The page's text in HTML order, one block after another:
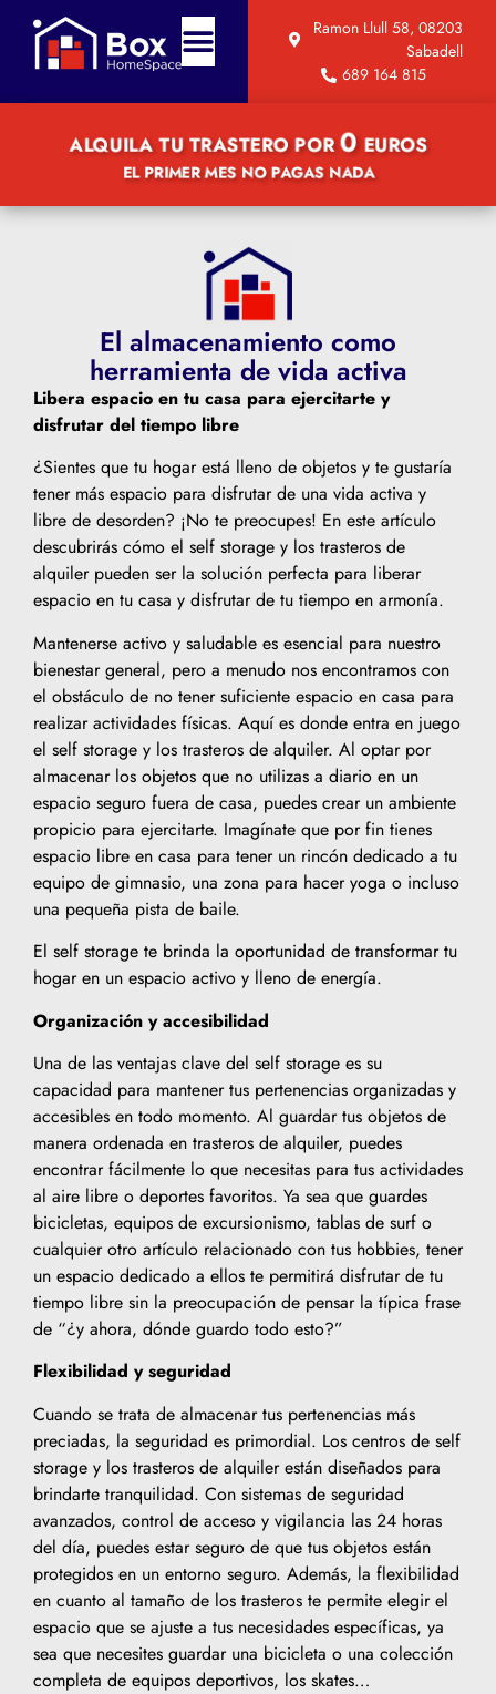
Ramon Llull 58, 08203
Sabadell
689 164 815
ALQUILA TU TRASTERO POR0EUROS
EL PRIMER MES NO PAGAS NADA
El almacenamiento como
herramienta de vida activa
Libera espacio en tu casa para ejercitarte y
disfrutar del tiempo libre
¿Sientes que tu hogar está lleno de objetos y te gustaría
tener más espacio para disfrutar de una vida activa y
libre de desorden? ¡No te preocupes! En este artículo
descubrirás cómo el self storage y los trasteros de
alquiler pueden ser la solución perfecta para liberar
espacio en tu casa y disfrutar de tu tiempo en armonía.
Mantenerse activo y saludable es esencial para nuestro
bienestar general, pero a menudo nos encontramos con
el obstáculo de no tener suficiente espacio en casa para
realizar actividades físicas. Aquí es donde entra en juego
el self storage y los trasteros de alquiler. Al optar por
almacenar los objetos que no utilizas a diario en un
espacio seguro fuera de casa, puedes crear un ambiente
propicio para ejercitarte. Imagínate que por fin tienes
espacio libre en casa para tener un rincón dedicado a tu
equipo de gimnasio, una zona para hacer yoga o incluso
una pequeña pista de baile.
El self storage te brinda la oportunidad de transformar tu
hogar en un espacio activo y lleno de energía.
Organización y accesibilidad
Una de las ventajas clave del self storage es su
capacidad para mantener tus pertenencias organizadas y
accesibles en todo momento. Al guardar tus objetos de
manera ordenada en trasteros de alquiler, puedes
encontrar fácilmente lo que necesitas para tus actividades
al aire libre o deportes favoritos. Ya sea que guardes
bicicletas, equipos de excursionismo, tablas de surf o
cualquier otro artículo relacionado con tus hobbies, tener
un espacio dedicado a ellos te permitirá disfrutar de tu
tiempo libre sin la preocupación de pensar la típica frase
de “¿y ahora, dónde guardo todo esto?”
Flexibilidad y seguridad
Cuando se trata de almacenar tus pertenencias más
preciadas, la seguridad es primordial. Los centros de self
storage y los trasteros de alquiler están diseñados para
brindarte tranquilidad. Con sistemas de seguridad
avanzados, control de acceso y vigilancia las 24 horas
del día, puedes estar seguro de que tus objetos están
protegidos en un entorno seguro. Además, la flexibilidad
en cuanto al tamaño de los trasteros te permite elegir el
espacio que se ajuste a tus necesidades específicas, ya
sea que necesites guardar una bicicleta o una colección
completa de equipos deportivos, los skates…